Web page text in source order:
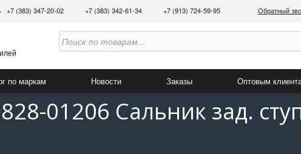
+7 (383) 347-20-02 +7 (383) 342-61-34 +7 (913) 724-59-95 Обратный
по маркам Новости Заказы Оптовым
01206 Сальник зад.